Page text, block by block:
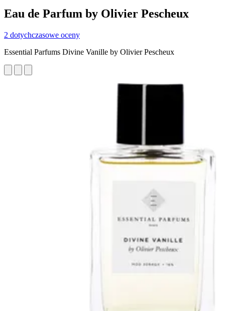
Eau de Parfum by Olivier Pescheux
2 dotychczasowe oceny
Essential Parfums Divine Vanille by Olivier Pescheux